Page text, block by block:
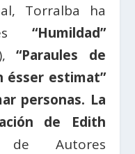
Torralba ha
“Humildad”
“Paraules de
ésser estimat”
personas. La
de Edith
Autores